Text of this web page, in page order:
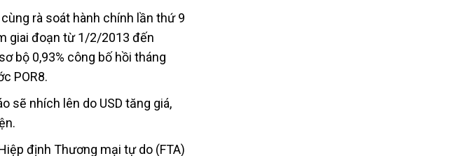
rà soát hành chính lần thứ 9
giai đoạn từ 1/2/2013 đến
bộ 0,93% công bố hồi tháng
POR8.
sẽ nhích lên do USD tăng giá,
định Thương mại tự do (FTA)